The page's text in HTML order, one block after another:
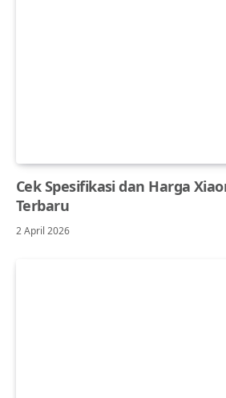
Cek Spesifikasi dan Harga
Terbaru
2 April 2026